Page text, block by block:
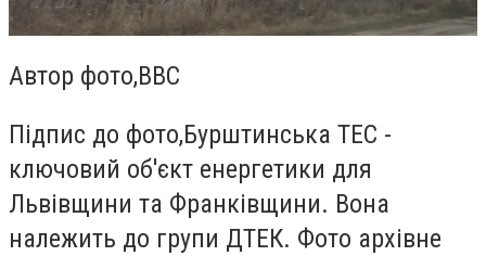
Автор фото,ВВС
Підпис до фото,Бурштинська ТЕС -
ключовий об'єкт енергетики для
Львівщини та Франківщини. Вона
належить до групи ДТЕК. Фото архівне